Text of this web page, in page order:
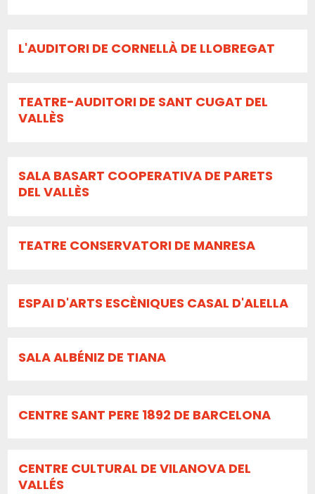
L'AUDITORI DE CORNELLÀ DE LLOBREGAT
TEATRE-AUDITORI DE SANT CUGAT DEL
VALLÈS
SALA BASART COOPERATIVA DE PARETS
DEL VALLÈS
TEATRE CONSERVATORI DE MANRESA
ESPAI D'ARTS ESCÈNIQUES CASAL D'ALELLA
SALA ALBÉNIZ DE TIANA
CENTRE SANT PERE 1892 DE BARCELONA
CENTRE CULTURAL DE VILANOVA DEL
VALLÉS